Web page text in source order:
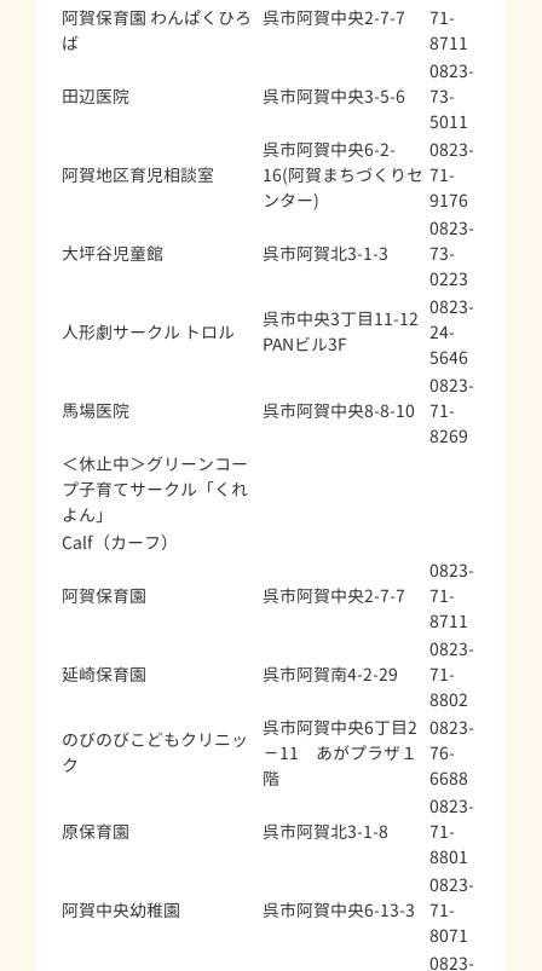
阿賀保育園 わんぱくひろ
ば
呉市阿賀中央2-7-7
71-
8711
田辺医院 呉市阿賀中央3-5-6
0823-
73-
5011
阿賀地区育児相談室
呉市阿賀中央6-2-
16(阿賀まちづくりセ
ンター)
0823-
71-
9176
大坪谷児童館 呉市阿賀北3-1-3
0823-
73-
0223
人形劇サークル トロル
呉市中央3丁目11-12
PANビル3F
0823-
24-
5646
馬場医院 呉市阿賀中央8-8-10
0823-
71-
8269
＜休止中＞グリーンコー
プ子育てサークル「くれ
よん」
Calf（カーフ）
阿賀保育園 呉市阿賀中央2-7-7
0823-
71-
8711
延崎保育園 呉市阿賀南4-2-29
0823-
71-
8802
のびのびこどもクリニッ
ク
呉市阿賀中央6丁目2
－11 あがプラザ１
階
0823-
76-
6688
原保育園 呉市阿賀北3-1-8
0823-
71-
8801
阿賀中央幼稚園 呉市阿賀中央6-13-3
0823-
71-
8071
0823-